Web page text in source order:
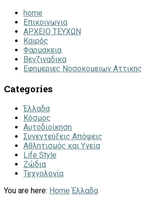
home
Επικοινωνια
ΑΡΧΕΙΟ ΤΕΥΧΩΝ
Καιρός
Φαρμακεια
Βενζιναδικα
Εφημεριες Νοσοκομειων Αττικης
Categories
Έλλαδα
Κόσμος
Αυτοδιοίκηση
Συνεντεύξεις Απόψεις
Αθλητισμός και Υγεία
Life Style
Ζώδια
Τεχνολογία
You are here: Home Έλλαδα